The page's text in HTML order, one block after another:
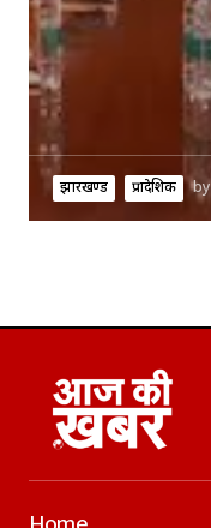
झारखण्ड प्रादेशिक by